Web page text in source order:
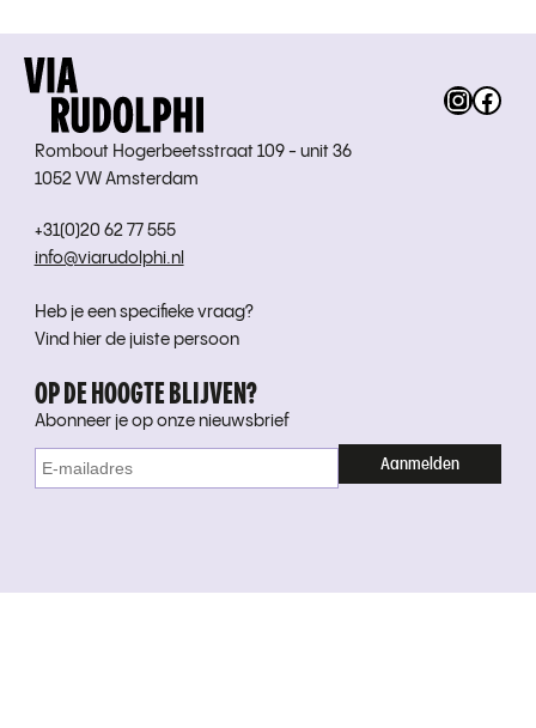
Rombout Hogerbeetsstraat 109 - unit 36
1052 VW Amsterdam
+31(0)20 62 77 555
info@viarudolphi.nl
Heb je een specifieke vraag?
Vind hier de juiste persoon
OP DE HOOGTE BLIJVEN?
Abonneer je op onze nieuwsbrief